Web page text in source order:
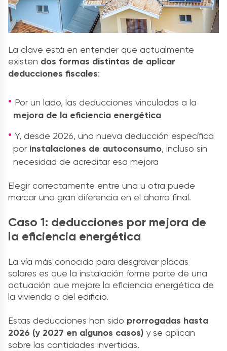
La clave está en entender que actualmente
existen dos formas distintas de aplicar
deducciones fiscales:
Por un lado, las deducciones vinculadas a la
mejora de la eficiencia energética
Y, desde 2026, una nueva deducción específica
por instalaciones de autoconsumo, incluso sin
necesidad de acreditar esa mejora
Elegir correctamente entre una u otra puede
marcar una gran diferencia en el ahorro final.
Caso 1: deducciones por mejora de
la eficiencia energética
La vía más conocida para desgravar placas
solares es que la instalación forme parte de una
actuación que mejore la eficiencia energética de
la vivienda o del edificio.
Estas deducciones han sido prorrogadas hasta
2026 (y 2027 en algunos casos) y se aplican
sobre las cantidades invertidas.